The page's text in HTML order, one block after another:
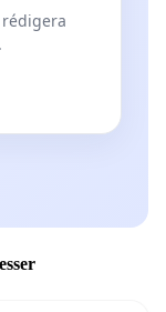
rédigera